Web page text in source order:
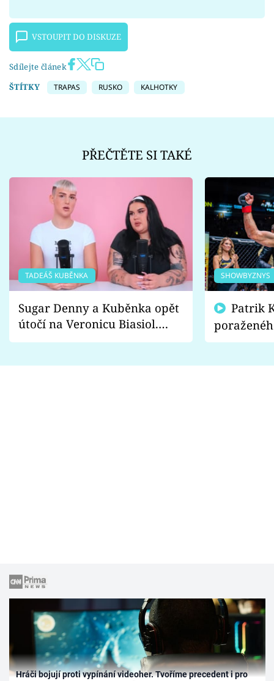
VSTOUPIT DO DISKUZE
Sdílejte článek
ŠTÍTKY
TRAPAS RUSKO KALHOTKY
PŘEČTĚTE SI TAKÉ
TADEÁŠ KUBĚNKA
Sugar Denny a Kuběnka opět
útočí na Veronicu Biasiol.
Proč je podle nich falešná a
SHOWBYZNYS
fanoušci
Hráči bojují proti vypínání videoher. Tvoříme precedent i pro